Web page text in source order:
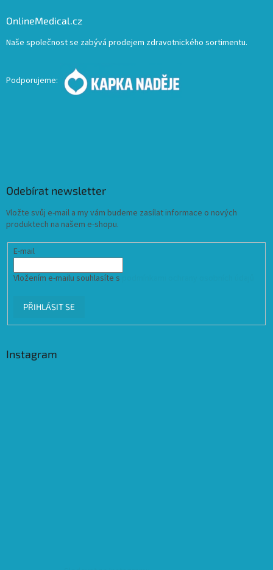
OnlineMedical.cz
Naše společnost se zabývá prodejem zdravotnického sortimentu.
Podporujeme:
Odebírat newsletter
Vložte svůj e-mail a my vám budeme zasílat informace o nových
produktech na našem e-shopu.
E-mail
Vložením e-mailu souhlasíte s
PŘIHLÁSIT SE
Instagram